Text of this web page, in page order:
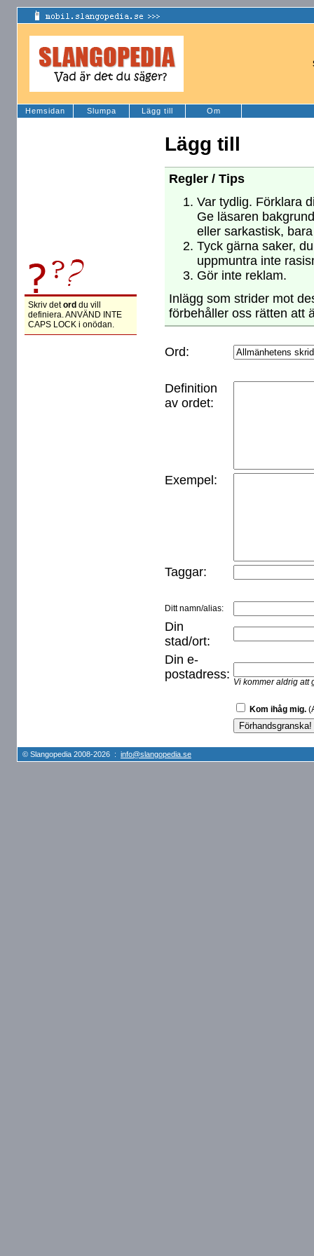
Hemsidan Slumpa Lägg till Om
Skriv detord du vill
definiera. ANVÄND INTE
CAPS LOCK i onödan.
Lägg till
Regler / Tips
Var tydlig. Förklara
Ge läsaren
eller sarkastisk,
Tyck gärna saker,
uppmuntra inte
Gör inte reklam.
Inlägg som strider mot
förbehåller oss rätten att
Ord:
Definition
av ordet:
Exempel:
Taggar:
Ditt namn/alias:
Din
stad/ort:
Din e-
postadress:
Vi kommer aldrig att
Kom ihåg mig.
© Slangopedia 2008-2026 : info@slangopedia.se